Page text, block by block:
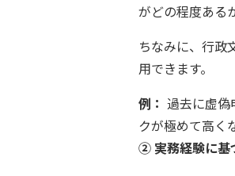
がどの程度ある
ちなみに、行政
用できます。
例： 過去に虚偽
クが極めて高く
② 実務経験に基